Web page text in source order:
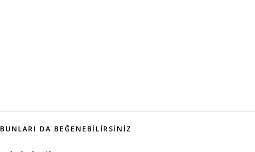
BUNLARI DA BEĞENEBILIRSINIZ